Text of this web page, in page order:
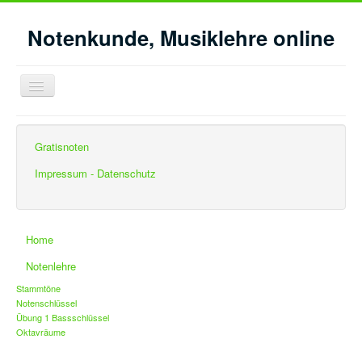
Notenkunde, Musiklehre online
Navigation
an/aus
Intervalle feinbestimmen im Bass- C-Dur
Gratisnoten
Impressum - Datenschutz
Home
Notenlehre
Stammtöne
Notenschlüssel
Übung 1 Bassschlüssel
Oktavräume